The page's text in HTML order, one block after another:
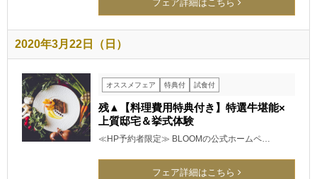
フェア詳細はこちら
2020年3月22日（日）
オススメフェア 特典付 試食付
残▲【料理費用特典付き】特選牛堪能×
上質邸宅＆挙式体験
≪HP予約者限定≫ BLOOMの公式ホームペ…
フェア詳細はこちら